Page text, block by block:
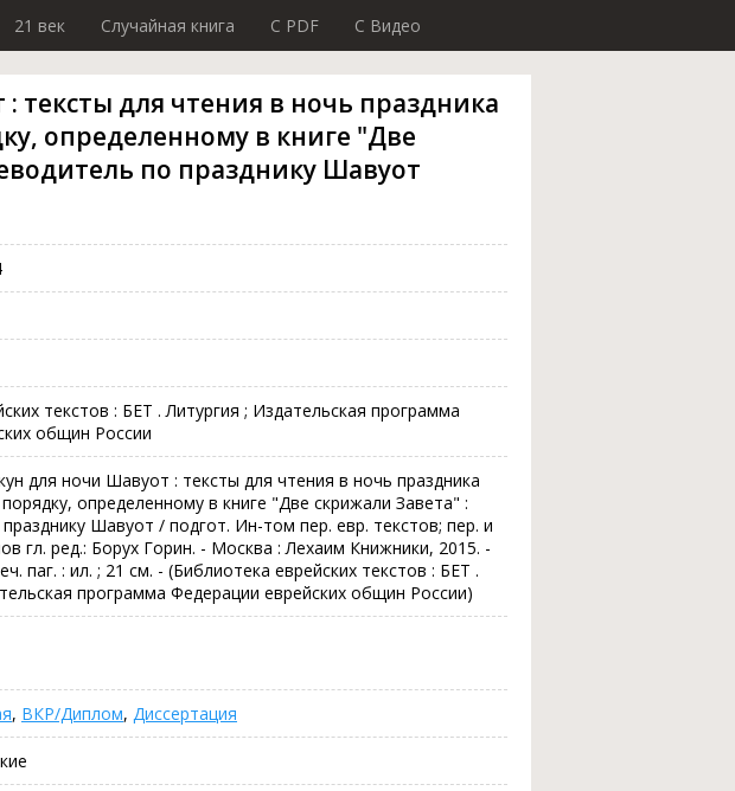
21 век Случайная книга C PDF C Видео
тексты для чтения в ночь праздника
определенному в книге "Две
по празднику Шавуот
текстов : БЕТ . Литургия ; Издательская программа
общин России
для ночи Шавуот : тексты для чтения в ночь праздника
определенному в книге "Две скрижали Завета" :
Шавуот / подгот. Ин-том пер. евр. текстов; пер. и
гл. ред.: Борух Горин. - Москва : Лехаим Книжники, 2015. -
паг. : ил. ; 21 см. - (Библиотека еврейских текстов : БЕТ .
программа Федерации еврейских общин России)
, ВКР/Диплом, Диссертация